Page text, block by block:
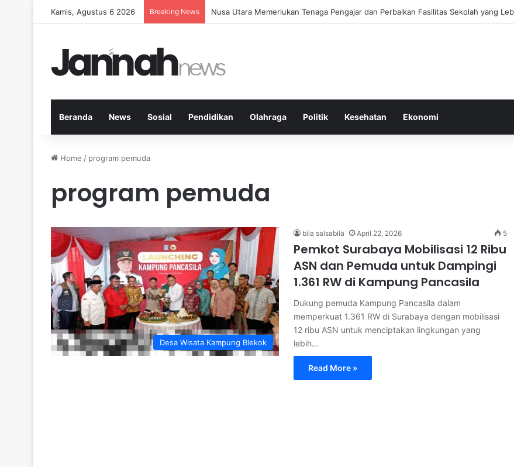
Kamis, Agustus 6 2026 Breaking News Memperkuat Kebiasaan Positif untuk Mempercepat Proses Pemulihan Mental Anda
Beranda News Sosial Pendidikan Olahraga Politik Kesehatan Ekonomi
Home / program pemuda
program pemuda
Desa Wisata Kampung Blekok
bila salsabila April 22, 2026 5
Pemkot Surabaya Mobilisasi 12 Ribu
ASN dan Pemuda untuk Dampingi
1.361 RW di Kampung Pancasila
Dukung pemuda Kampung Pancasila dalam
memperkuat 1.361 RW di Surabaya dengan mobilisasi
12 ribu ASN untuk menciptakan lingkungan yang
lebih…
Read More »